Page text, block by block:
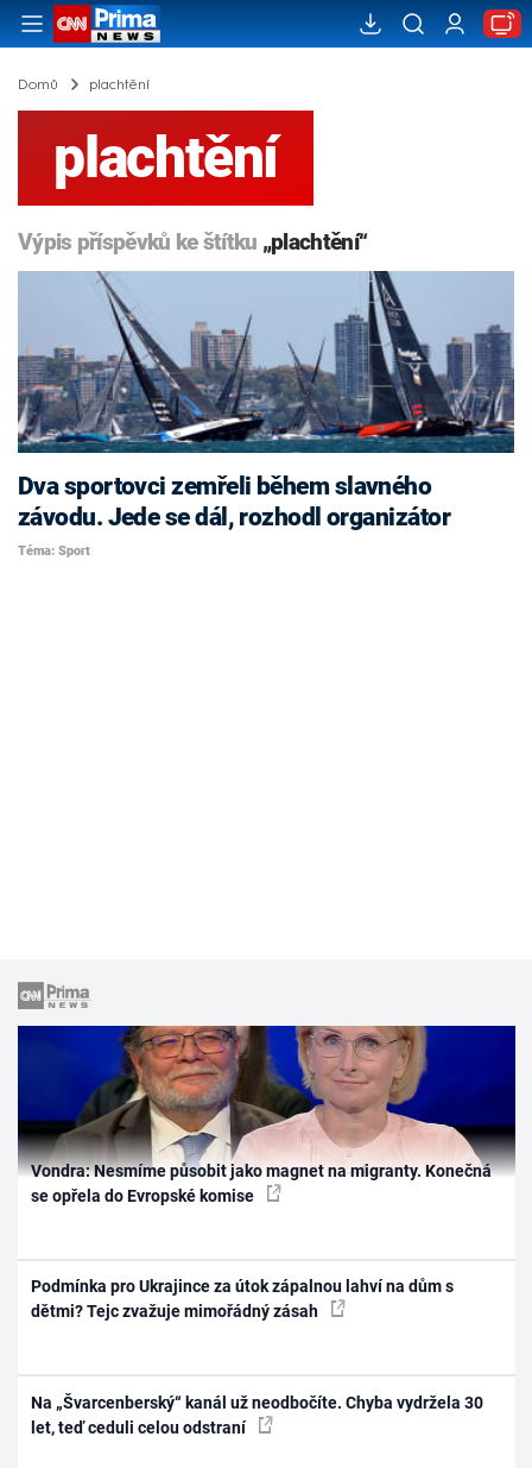
Domů plachtění
plachtění
Výpis příspěvků ke štítku „plachtění“
Dva sportovci zemřeli během slavného
závodu. Jede se dál, rozhodl organizátor
Téma: Sport
Vondra: Nesmíme působit jako magnet na migranty. Konečná
se opřela do Evropské komise
Podmínka pro Ukrajince za útok zápalnou lahví na dům s
dětmi? Tejc zvažuje mimořádný zásah
Na „Švarcenberský“ kanál už neodbočíte. Chyba vydržela 30
let, teď ceduli celou odstraní